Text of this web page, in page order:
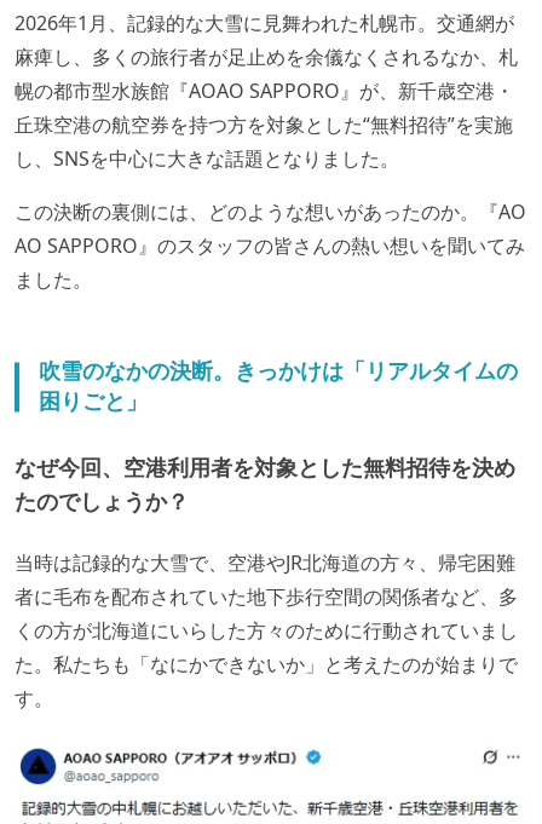
2026年1月、記録的な大雪に見舞われた札幌市。交通網が
麻痺し、多くの旅行者が足止めを余儀なくされるなか、札
幌の都市型水族館『AOAO SAPPORO』が、新千歳空港・
丘珠空港の航空券を持つ方を対象とした“無料招待”を実施
し、SNSを中心に大きな話題となりました。
この決断の裏側には、どのような想いがあったのか。『AO
AO SAPPORO』のスタッフの皆さんの熱い想いを聞いてみ
ました。
吹雪のなかの決断。きっかけは「リアルタイムの
困りごと」
なぜ今回、空港利用者を対象とした無料招待を決め
たのでしょうか？
当時は記録的な大雪で、空港やJR北海道の方々、帰宅困難
者に毛布を配布されていた地下歩行空間の関係者など、多
くの方が北海道にいらした方々のために行動されていまし
た。私たちも「なにかできないか」と考えたのが始まりで
す。